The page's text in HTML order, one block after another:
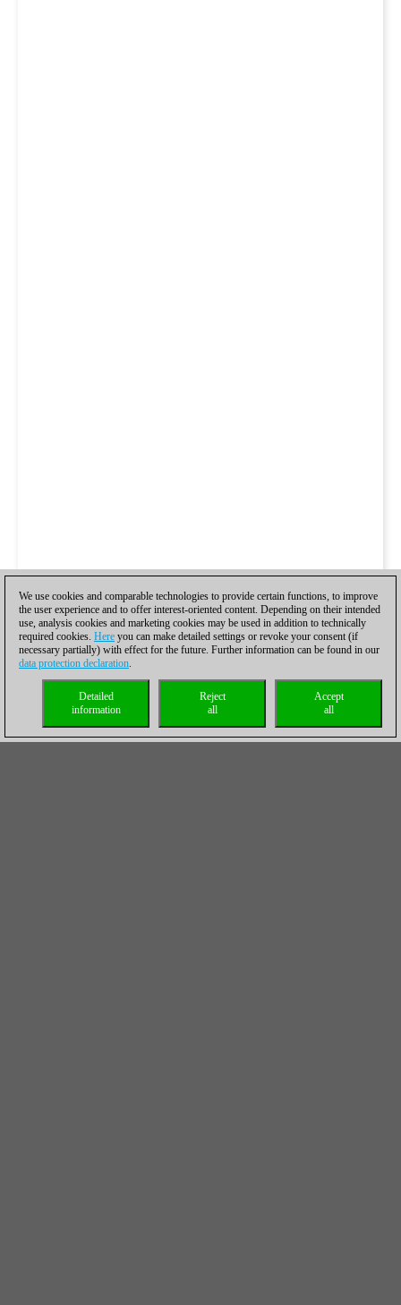
We use cookies and comparable technologies to provide certain functions, to improve
the user experience and to offer interest-oriented content. Depending on their intended
use, analysis cookies and marketing cookies may be used in addition to technically
required cookies. Here you can make detailed settings or revoke your consent (if
necessary partially) with effect for the future. Further information can be found in our
data protection declaration.
Accept
all
Reject
all
Detailed
information